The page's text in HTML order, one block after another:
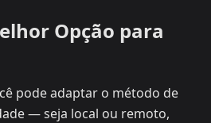
Opção para
pode adaptar o método de
— seja local ou remoto,